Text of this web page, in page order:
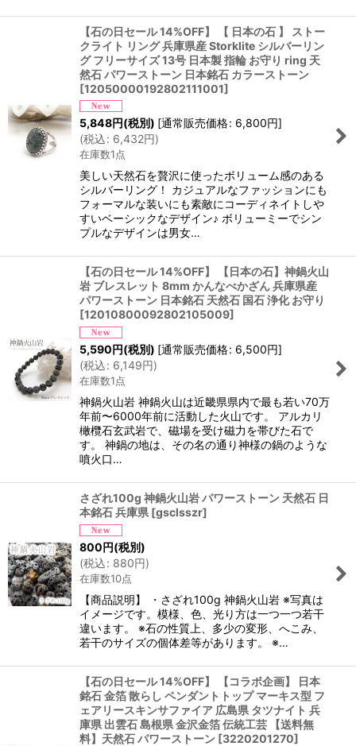
【石の日セール 14%OFF】 【 日本の石 】 ストー
クライト リング 兵庫県産 Storklite シルバーリン
グ フリーサイズ 13号 日本製 指輪 お守り ring 天
然石 パワーストーン 日本銘石 カラーストーン
[12050000192802111001]
5,848円(税別) [通常販売価格: 6,800円]
(税込: 6,432円)
在庫数1点
美しい天然石を贅沢に使ったボリューム感のある
シルバーリング！ カジュアルなファッションにも
フォーマルな装いにも素敵にコーディネイトしや
すいベーシックなデザイン♪ ボリューミーでシン
プルなデザインは男女…
【石の日セール 14%OFF】 【日本の石】神鍋火山
岩 ブレスレット 8mm かんなべかざん 兵庫県産
パワーストーン 日本銘石 天然石 国石 浄化 お守り
[12010800092802105009]
5,590円(税別) [通常販売価格: 6,500円]
(税込: 6,149円)
在庫数1点
神鍋火山岩 神鍋火山は近畿県県内で最も若い70万
年前〜6000年前に活動した火山です。 アルカリ
橄欖石玄武岩で、磁場を受け磁力を帯びた石で
す。 神鍋の地は、その名の通り神様の鍋のような
噴火口…
さざれ100g 神鍋火山岩 パワーストーン 天然石 日
本銘石 兵庫県 [gsclsszr]
800円(税別)
(税込: 880円)
在庫数10点
【商品説明】 ・さざれ100g 神鍋火山岩 ※写真は
イメージです。模様、色、光り方は一つ一つ若干
違います。 ※石の性質上、多少の変形、へこみ、
若干のサイズの個体差等があります。 ※…
【石の日セール 14%OFF】 【コラボ企画】 日本
銘石 金箔 散らし ペンダントトップ マーキス型 フ
ェアリースキンサファイア 広島県 タツナイト 兵
庫県 出雲石 島根県 金沢金箔 伝統工芸 【送料無
料】天然石 パワーストーン [3220201270]